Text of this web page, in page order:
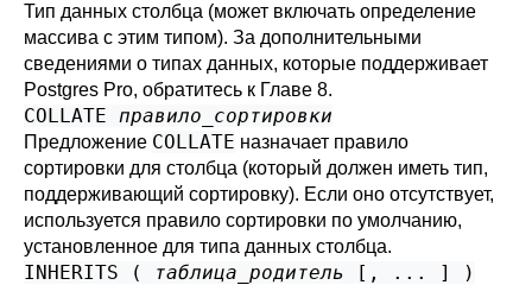
Тип данных столбца (может включать определение
массива с этим типом). За дополнительными
сведениями о типах данных, которые поддерживает
Postgres Pro, обратитесь к Главе 8.
COLLATE правило_сортировки
Предложение COLLATE назначает правило
сортировки для столбца (который должен иметь тип,
поддерживающий сортировку). Если оно отсутствует,
используется правило сортировки по умолчанию,
установленное для типа данных столбца.
INHERITS ( таблица_родитель [, ... ] )